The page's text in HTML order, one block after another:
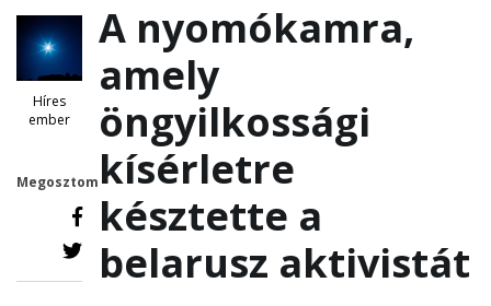
Híres
ember
Megosztom
A nyomókamra,
amely
öngyilkossági
kísérletre
késztette a
belarusz aktivistát